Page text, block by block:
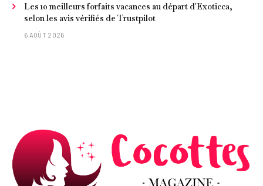
Les 10 meilleurs forfaits vacances au départ d'Exoticca,
selon les avis vérifiés de Trustpilot
6 AOÛT 2026